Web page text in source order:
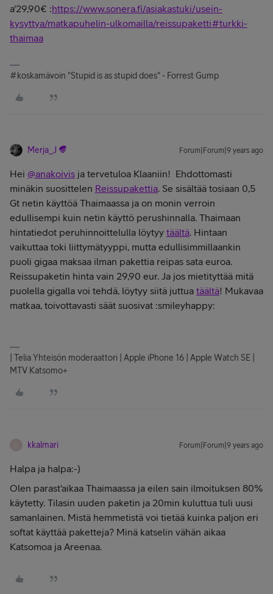
a'29,90€ :https://www.sonera.fi/asiakastuki/usein-
kysyttya/matkapuhelin-ulkomailla/reissupaketti#turkki-
thaimaa
#koskamävoin "Stupid is as stupid does" - Forrest Gump
Merja_J Forum|Forum|9 years ago
Hei @anakoivis ja tervetuloa Klaaniin! Ehdottomasti
minäkin suosittelen Reissupakettia. Se sisältää tosiaan 0,5
Gt netin käyttöä Thaimaassa ja on monin verroin
edullisempi kuin netin käyttö perushinnalla. Thaimaan
hintatiedot peruhinnoittelulla löytyy täältä. Hintaan
vaikuttaa toki liittymätyyppi, mutta edullisimmillaankin
puoli gigaa maksaa ilman pakettia reipas sata euroa.
Reissupaketin hinta vain 29,90 eur. Ja jos mietityttää mitä
puolella gigalla voi tehdä, löytyy siitä juttua täältä! Mukavaa
matkaa, toivottavasti säät suosivat :smileyhappy:
| Telia Yhteisön moderaattori | Apple iPhone 16 | Apple Watch SE |
MTV Katsomo+
kkalmari Forum|Forum|9 years ago
Halpa ja halpa:-)
Olen parast'aikaa Thaimaassa ja eilen sain ilmoituksen 80%
käytetty. Tilasin uuden paketin ja 20min kuluttua tuli uusi
samanlainen. Mistä hemmetistä voi tietää kuinka paljon eri
softat käyttää paketteja? Minä katselin vähän aikaa
Katsomoa ja Areenaa.